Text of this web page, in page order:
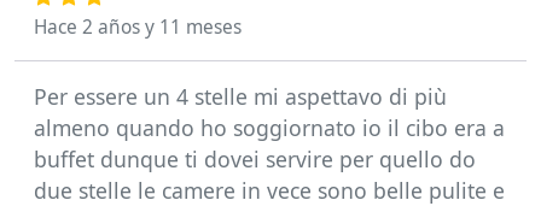
Hace 2 años y 11 meses
Per essere un 4 stelle mi aspettavo di più
almeno quando ho soggiornato io il cibo era a
buffet dunque ti dovei servire per quello do
due stelle le camere in vece sono belle pulite e